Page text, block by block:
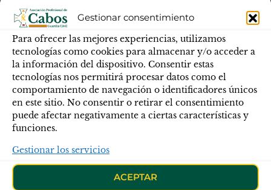
Gestionar consentimiento
Para ofrecer las mejores experiencias, utilizamos
tecnologías como cookies para almacenar y/o acceder a
la información del dispositivo. Consentir estas
tecnologías nos permitirá procesar datos como el
comportamiento de navegación o identificadores únicos
en este sitio. No consentir o retirar el consentimiento
puede afectar negativamente a ciertas características y
funciones.
Gestionar los servicios
ACEPTAR
formulada por nuestro socio pasara para su
análisis y valoración al Pleno del Consejo.
Resaltamos que después de la intervención
de nuestro Vocal, el representante de AEGC
intervino para decir que estaba totalmente de
acuerdo con lo manifestado por el
representante de APC-GC en lo relativo a la
formación del Cabo, funciones y misiones
del Cabo y la actual figura del Cabo Mayor.
Asimismo también intervino el representante
de ASES-GC para decir que estaba